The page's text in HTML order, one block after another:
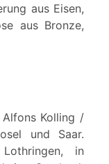
aus Eisen,
aus Bronze,
Kolling /
und Saar.
in